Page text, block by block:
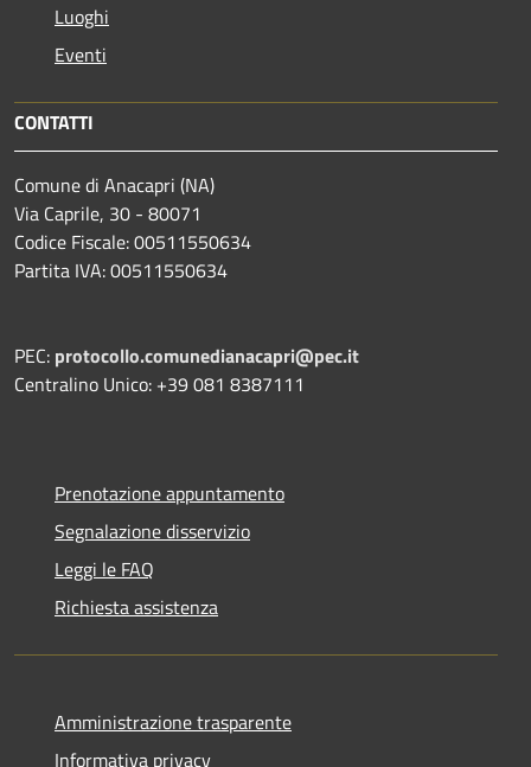
Luoghi
Eventi
CONTATTI
Comune di Anacapri (NA)
Via Caprile, 30 - 80071
Codice Fiscale: 00511550634
Partita IVA: 00511550634
PEC: protocollo.comunedianacapri@pec.it
Centralino Unico: +39 081 8387111
Prenotazione appuntamento
Segnalazione disservizio
Leggi le FAQ
Richiesta assistenza
Amministrazione trasparente
Informativa privacy